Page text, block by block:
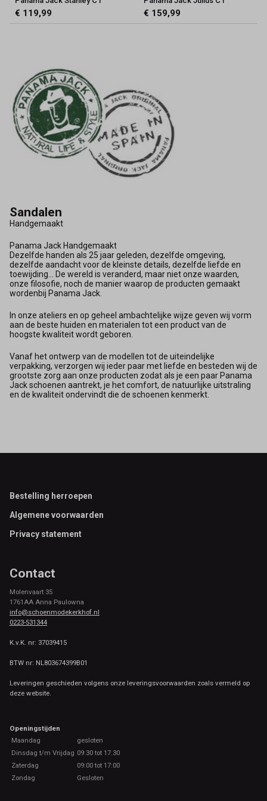
€ 119,99 € 159,99
Sandalen
Handgemaakt
Panama Jack Handgemaakt
Dezelfde handen als 25 jaar geleden, dezelfde omgeving,
dezelfde aandacht voor de kleinste details, dezelfde liefde en
toewijding... De wereld is veranderd, maar niet onze waarden,
onze filosofie, noch de manier waarop de producten gemaakt
wordenbij Panama Jack.
In onze ateliers en op geheel ambachtelijke wijze geven wij vorm
aan de beste huiden en materialen tot een product van de
hoogste kwaliteit wordt geboren.
Vanaf het ontwerp van de modellen tot de uiteindelijke
verpakking, verzorgen wij ieder paar met liefde en besteden wij de
grootste zorg aan onze producten zodat als je een paar Panama
Jack schoenen aantrekt, je het comfort, de natuurlijke uitstraling
en de kwaliteit ondervindt die de schoenen kenmerkt.
Footer
Bestelling herroepen
Algemene voorwaarden
Privacy statement
Contact
Molenvaart 35
1761AA Anna Paulowna
info@schoenmodekerkhof.nl
0223-531344
K.v.K. nr: 37039415
BTW nr: NL803674399B01
Leveringen geschieden volgens onze leveringsvoorwaarden zoals vermeld op
deze website.
Openingstijden
Maandag
gesloten
Dinsdag t/m Vrijdag 09:30 tot 17.30
Zaterdag
09:00 tot 17:00
Zondag
Gesloten